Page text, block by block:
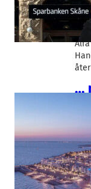
…
ges